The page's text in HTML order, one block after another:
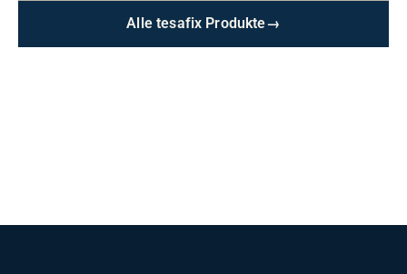
Alle tesafix Produkte→